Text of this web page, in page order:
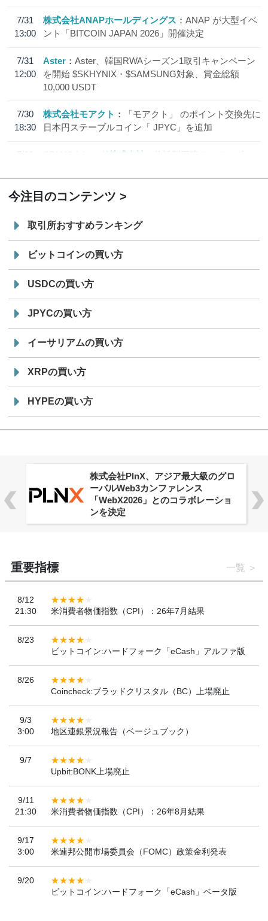
7/31
13:00
株式会社ANAPホールディングス
ANAP が大型イベ
ント「BITCOIN JAPAN 2026」開催決定
7/31
12:00
Aster
Aster、韓国RWAシーズン1取引キャンペーン
を開始 $SKHYNIX・$SAMSUNG対象、賞金総額
10,000 USDT
7/30
18:30
株式会社モアクト
「モアクト」 のポイント交換先に
日本円ステーブルコイン「 JPYC」を追加
7/29
SBI VCトレード株式会社
信託型円建てステーブル
今注目のコンテンツ
取引所おすすめランキング
ビットコインの買い方
USDCの買い方
JPYCの買い方
イーサリアムの買い方
XRPの買い方
HYPEの買い方
株式会社PlnX、アジア最大級のグロ
ーバルWeb3カンファレンス
「WebX2026」とのコラボレーショ
ンを決定
重要指標 一覧
8/12
21:30
米消費者物価指数（CPI）：26年7月結果
8/23
ビットコイン:ハードフォーク「eCash」アルファ版
8/26
Coincheck:ブラッドクリスタル（BC）上場廃止
9/3
3:00
地区連銀景況報告（ベージュブック）
9/7
Upbit:BONK上場廃止
9/11
21:30
米消費者物価指数（CPI）：26年8月結果
9/17
3:00
米連邦公開市場委員会（FOMC）政策金利発表
9/20
ビットコイン:ハードフォーク「eCash」ベータ版